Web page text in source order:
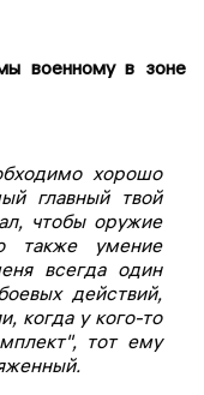
военному в зоне
хорошо
главный твой
чтобы оружие
также умение
всегда один
действий,
когда у кого-то
тот ему